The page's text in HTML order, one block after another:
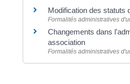
Modification des statuts
Formalités administratives
Changements dans
association
Formalités administratives